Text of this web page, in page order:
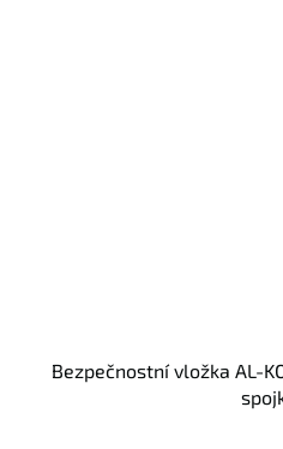
Bezpečnostní vložka AL-